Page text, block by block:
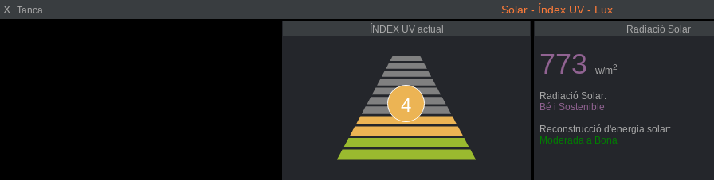
X Tanca Solar - Índex UV - Lux
ÍNDEX UV actual
4
Radiació Solar
773 w/m2
Radiació Solar:
Bé i Sostenible
Reconstrucció d'energia solar:
Moderada a Bona